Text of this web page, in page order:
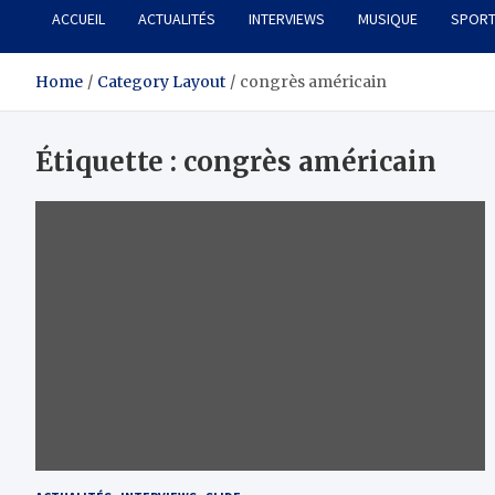
ACCUEIL ACTUALITÉS INTERVIEWS MUSIQUE SPORT
Home Category Layout congrès américain
Étiquette : congrès américain